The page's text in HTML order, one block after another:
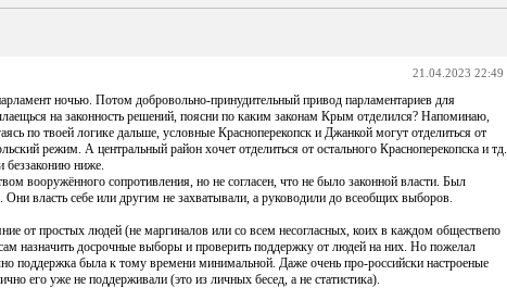
21.04.2023 22:49
ночью. Потом добровольно-принудительный привод парламентариев для
на законность решений, поясни по каким законам Крым отделился? Напоминаю,
по твоей логике дальше, условные Красноперекопск и Джанкой могут отделиться от
режим. А центральный район хочет отделиться от остального Красноперекопска и тд.
беззаконию ниже.
вооружённого сопротивления, но не согласен, что не было законной власти. Был
Они власть себе или другим не захватывали, а руководили до всеобщих выборов.
от простых людей (не маргиналов или со всем несогласных, коих в каждом обществепо
назначить досрочные выборы и проверить поддержку от людей на них. Но пожелал
поддержка была к тому времени минимальной. Даже очень про-российски настроеные
его уже не поддерживали (это из личных бесед, а не статистика).